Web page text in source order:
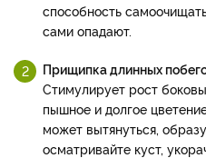
способность
сами опадают.
Прищипка длинных
Стимулирует рост
пышное и долгое
может вытянуться,
осматривайте куст,